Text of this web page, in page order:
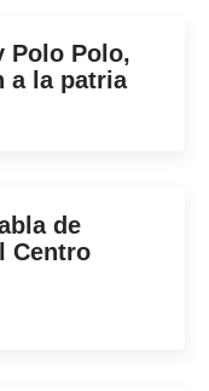
Polo Polo,
a la patria
de
Centro